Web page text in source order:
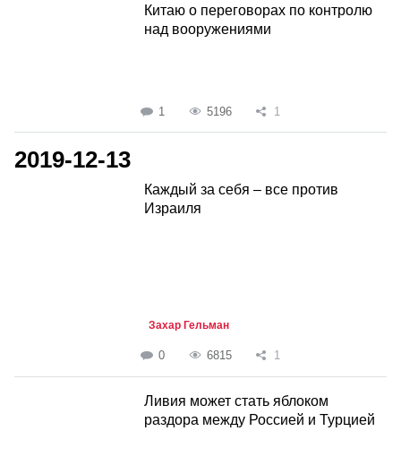
Китаю о переговорах по контролю
над вооружениями
1 5196 1
2019-12-13
Каждый за себя – все против
Израиля
Захар Гельман
0 6815 1
Ливия может стать яблоком
раздора между Россией и Турцией